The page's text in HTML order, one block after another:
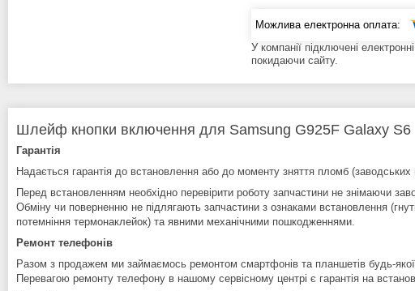
У компанії підключені
покидаючи сайту.
Шлейф кнопки включення для Samsung G925F Galaxy S6
Гарантія
Надається гарантія до встановлення або до моменту зняття пломб (заводських
Перед встановленням необхідно перевірити роботу запчастини не знімаючи
Обміну чи поверненню не підлягають запчастини з ознаками встановлення
потемніння термонаклейок) та явними механічними пошкодженнями.
Ремонт телефонів
Разом з продажем ми займаємось ремонтом смартфонів та планшетів будь-
Перевагою ремонту телефону в нашому сервісному центрі є гарантія на